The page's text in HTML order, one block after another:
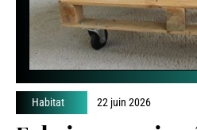
Habitat 22 juin 2026